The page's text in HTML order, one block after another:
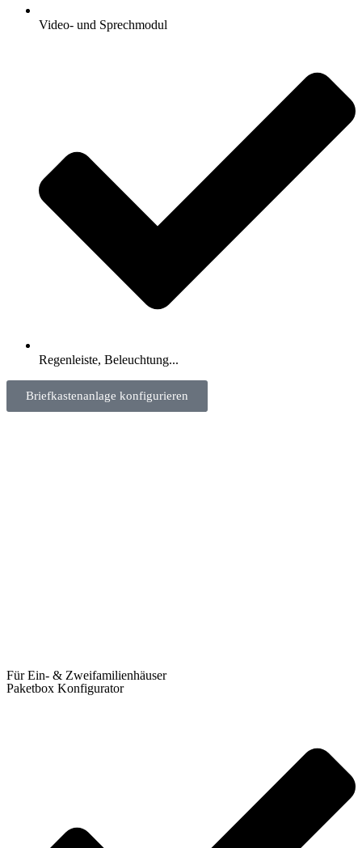
Video- und Sprechmodul
Regenleiste, Beleuchtung...
Briefkastenanlage konfigurieren
Für Ein- & Zweifamilienhäuser
Paketbox Konfigurator